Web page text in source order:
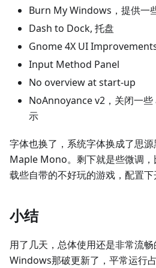
Burn My Windows，提供一
Dash to Dock, 托盘
Gnome 4X UI
Input Method Panel
No overview at start-up
NoAnnoyance v2，关闭一
示
字体也换了，系统字体换成了思
Maple Mono。剩下就是些微调
载些自带的不好玩的游戏，配置下
小结
用了几天，总体使用还是非常流
Windows那破更新了，平常运行